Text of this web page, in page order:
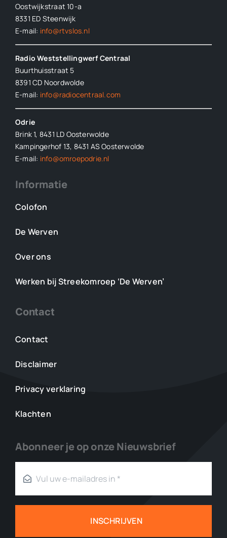
Oostwijkstraat 10-a
8331 ED Steenwijk
E-mail: info@rtvslos.nl
Radio Weststellingwerf Centraal
Buurthuisstraat 5
8391 CD Noordwolde
E-mail: info@radiocentraal.com
Odrie
Brink 1, 8431 LD Oosterwolde
Kampingerhof 13, 8431 AS Oosterwolde
E-mail: info@omroepodrie.nl
Informatie
Colofon
De Werven
Over ons
Werken bij Streekomroep ‘De Werven’
Contact
Contact
Disclaimer
Privacy verklaring
Klachten
Abonneer je op onze Nieuwsbrief
INSCHRIJVEN